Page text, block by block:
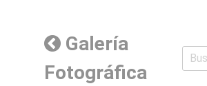
Galería
Fotográfica